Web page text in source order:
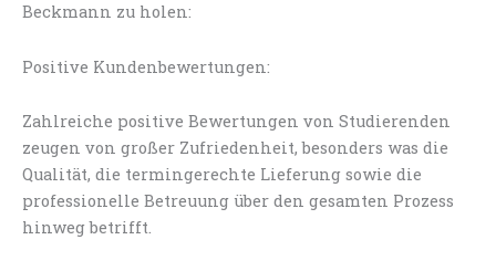
Beckmann zu holen:
Positive Kundenbewertungen:
Zahlreiche positive Bewertungen von Studierenden
zeugen von großer Zufriedenheit, besonders was die
Qualität, die termingerechte Lieferung sowie die
professionelle Betreuung über den gesamten Prozess
hinweg betrifft.